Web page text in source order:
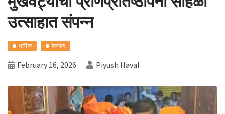
उत्साहात संपन्न
धार्मिक बेळगाव
February 16, 2026 Piyush Haval